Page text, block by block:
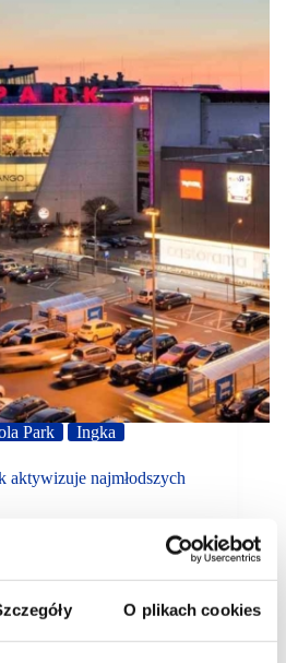
O plikach cookies
Park Ingka
aktywizuje najmłodszych
Park i Ogrody Ulricha
teatru Bajaderka i